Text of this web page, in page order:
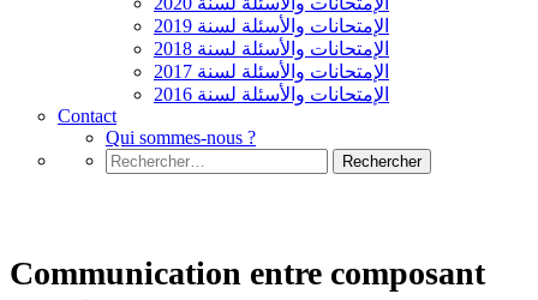
الإمتحانات والأسئلة لسنة 2019
الإمتحانات والأسئلة لسنة 2018
الإمتحانات والأسئلة لسنة 2017
الإمتحانات والأسئلة لسنة 2016
Contact
Qui sommes-nous ?
Rechercher :
Communication entre composant